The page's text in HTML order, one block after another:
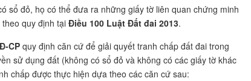
sổ đỏ, họ có thể đưa ra những giấy tờ liên quan chứng minh
quy định tại Điều 100 Luật Đất đai 2013.
CP quy định căn cứ để giải quyết tranh chấp đất đai trong
sử dụng đất (không có sổ đỏ và không có các giấy tờ khác
chấp được thực hiện dựa theo các căn cứ sau: